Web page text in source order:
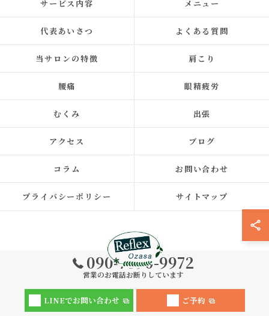
090-7390-9972
営業のお電話お断りしています
LINEでお問い合わせ ご予約
サービス内容 メニュー
代表あいさつ よくある質問
当サロンの特徴 肩こり
腰痛 眼精疲労
むくみ 出張
アクセス ブログ
コラム お問い合わせ
プライバシーポリシー サイトマップ
© 2026 福岡県福岡市中央区の整体ならReflex 小笹店 ALL RIGHTS
RESERVED.